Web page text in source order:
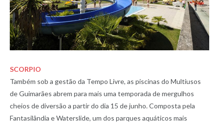
SCORPIO
Também sob a gestão da Tempo Livre, as piscinas do Multiusos
de Guimarães abrem para mais uma temporada de mergulhos
cheios de diversão a partir do dia 15 de junho. Composta pela
Fantasilândia e Waterslide, um dos parques aquáticos mais